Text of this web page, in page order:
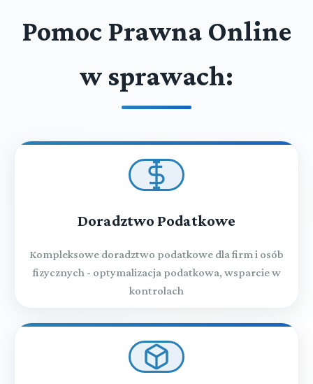
Pomoc Prawna Online
w sprawach:
Doradztwo Podatkowe
Kompleksowe doradztwo podatkowe dla firm i osób
fizycznych - optymalizacja podatkowa, wsparcie w
kontrolach